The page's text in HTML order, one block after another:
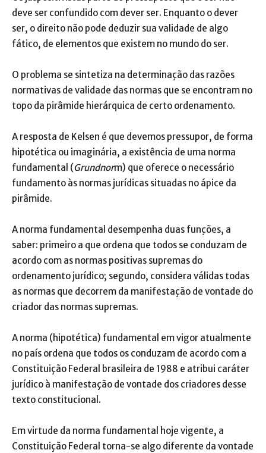
deve ser confundido com dever ser. Enquanto o dever
ser, o direito não pode deduzir sua validade de algo
fático, de elementos que existem no mundo do ser.
O problema se sintetiza na determinação das razões
normativas de validade das normas que se encontram no
topo da pirâmide hierárquica de certo ordenamento.
A resposta de Kelsen é que devemos pressupor, de forma
hipotética ou imaginária, a existência de uma norma
fundamental (Grundnorm) que oferece o necessário
fundamento às normas jurídicas situadas no ápice da
pirâmide.
A norma fundamental desempenha duas funções, a
saber: primeiro a que ordena que todos se conduzam de
acordo com as normas positivas supremas do
ordenamento jurídico; segundo, considera válidas todas
as normas que decorrem da manifestação de vontade do
criador das normas supremas.
A norma (hipotética) fundamental em vigor atualmente
no país ordena que todos os conduzam de acordo com a
Constituição Federal brasileira de 1988 e atribui caráter
jurídico à manifestação de vontade dos criadores desse
texto constitucional.
Em virtude da norma fundamental hoje vigente, a
Constituição Federal torna-se algo diferente da vontade